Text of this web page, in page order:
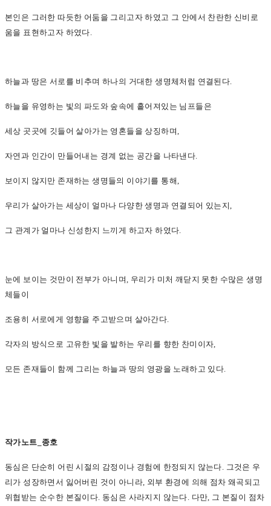
본인은 그러한 따듯한 어둠을 그리고자 하였고 그 안에서 찬란한 신비로
움을 표현하고자 하였다.
하늘과 땅은 서로를 비추며 하나의 거대한 생명체처럼 연결된다.
하늘을 유영하는 빛의 파도와 숲속에 흩어져있는 님프들은
세상 곳곳에 깃들어 살아가는 영혼들을 상징하며,
자연과 인간이 만들어내는 경계 없는 공간을 나타낸다.
보이지 않지만 존재하는 생명들의 이야기를 통해,
우리가 살아가는 세상이 얼마나 다양한 생명과 연결되어 있는지,
그 관계가 얼마나 신성한지 느끼게 하고자 하였다.
눈에 보이는 것만이 전부가 아니며, 우리가 미처 깨닫지 못한 수많은 생명
체들이
조용히 서로에게 영향을 주고받으며 살아간다.
각자의 방식으로 고유한 빛을 발하는 우리를 향한 찬미이자,
모든 존재들이 함께 그리는 하늘과 땅의 영광을 노래하고 있다.
작가노트_종호
동심은 단순히 어린 시절의 감정이나 경험에 한정되지 않는다. 그것은 우
리가 성장하면서 잃어버린 것이 아니라, 외부 환경에 의해 점차 왜곡되고
위협받는 순수한 본질이다. 동심은 사라지지 않는다. 다만, 그 본질이 점차